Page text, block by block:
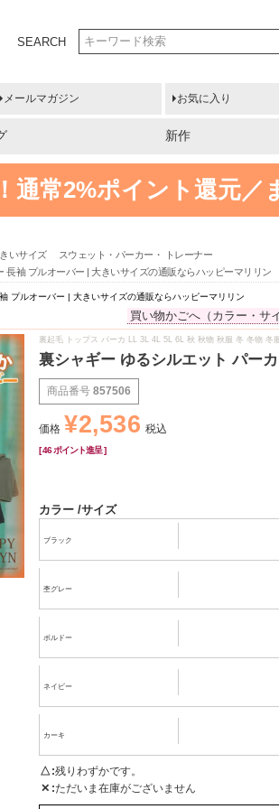
SEARCH
メールマガジン お気に入り
新作
通常2%ポイント還元／
いサイズ スウェット・パーカー・ トレーナー
袖 プルオーバー | 大きいサイズの通販ならハッピーマリリン
プルオーバー | 大きいサイズの通販ならハッピーマリリン
買い物かごへ（カラー・サ
裏起毛 トップス パーカ LL 3L 4L 5L 6L 秋 秋物 秋服 冬 冬物
裏シャギー ゆるシルエット パー
商品番号 857506
価格 ¥2,536 税込
[46 ポイント進呈 ]
カラー サイズ
ブラック
杢グレー
ボルドー
ネイビー
カーキ
△ 残りわずかです。
✕ ただいま在庫がございません